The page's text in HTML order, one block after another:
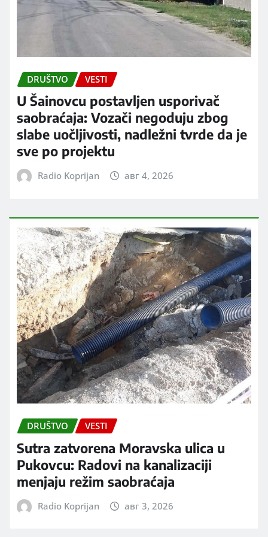
DRUŠTVO VESTI
U Šainovcu postavljen usporivač
saobraćaja: Vozači negoduju zbog
slabe uočljivosti, nadležni tvrde da je
sve po projektu
Radio Koprijan авг 4, 2026
DRUŠTVO VESTI
Sutra zatvorena Moravska ulica u
Pukovcu: Radovi na kanalizaciji
menjaju režim saobraćaja
Radio Koprijan авг 3, 2026